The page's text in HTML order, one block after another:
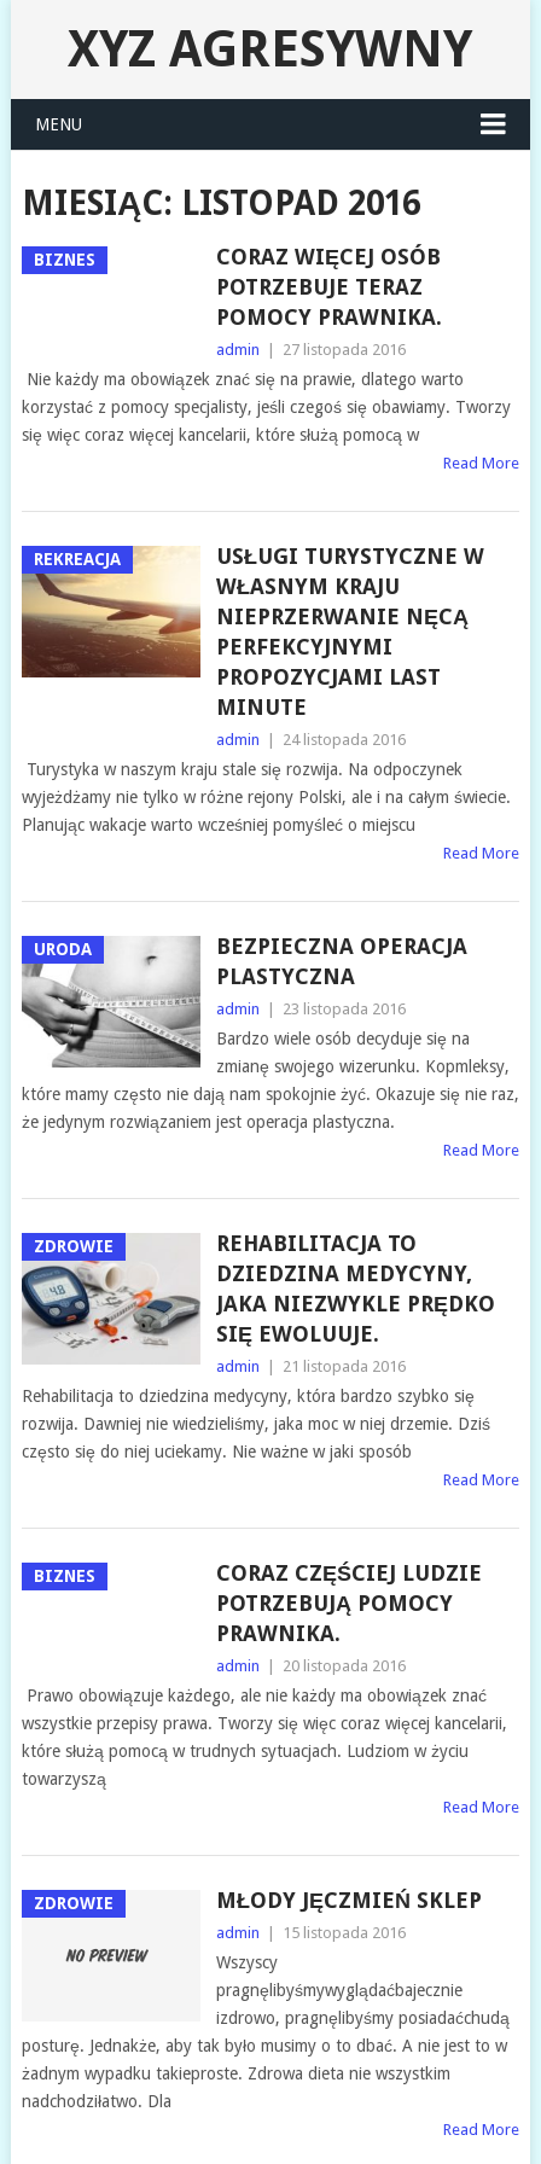
XYZ AGRESYWNY
MENU
MIESIĄC: LISTOPAD 2016
BIZNES
CORAZ WIĘCEJ OSÓB
POTRZEBUJE TERAZ
POMOCY PRAWNIKA.
admin 27 listopada 2016
Nie każdy ma obowiązek znać się na prawie, dlatego warto
korzystać z pomocy specjalisty, jeśli czegoś się obawiamy. Tworzy
się więc coraz więcej kancelarii, które służą pomocą w
Read More
REKREACJA
USŁUGI TURYSTYCZNE W
WŁASNYM KRAJU
NIEPRZERWANIE NĘCĄ
PERFEKCYJNYMI
PROPOZYCJAMI LAST
MINUTE
admin 24 listopada 2016
Turystyka w naszym kraju stale się rozwija. Na odpoczynek
wyjeżdżamy nie tylko w różne rejony Polski, ale i na całym świecie.
Planując wakacje warto wcześniej pomyśleć o miejscu
Read More
URODA
BEZPIECZNA OPERACJA
PLASTYCZNA
admin 23 listopada 2016
Bardzo wiele osób decyduje się na
zmianę swojego wizerunku. Kopmleksy,
które mamy często nie dają nam spokojnie żyć. Okazuje się nie raz,
że jedynym rozwiązaniem jest operacja plastyczna.
Read More
ZDROWIE
REHABILITACJA TO
DZIEDZINA MEDYCYNY,
JAKA NIEZWYKLE PRĘDKO
SIĘ EWOLUUJE.
admin 21 listopada 2016
Rehabilitacja to dziedzina medycyny, która bardzo szybko się
rozwija. Dawniej nie wiedzieliśmy, jaka moc w niej drzemie. Dziś
często się do niej uciekamy. Nie ważne w jaki sposób
Read More
BIZNES
CORAZ CZĘŚCIEJ LUDZIE
POTRZEBUJĄ POMOCY
PRAWNIKA.
admin 20 listopada 2016
Prawo obowiązuje każdego, ale nie każdy ma obowiązek znać
wszystkie przepisy prawa. Tworzy się więc coraz więcej kancelarii,
które służą pomocą w trudnych sytuacjach. Ludziom w życiu
towarzyszą
Read More
ZDROWIE MŁODY JĘCZMIEŃ SKLEP
admin 15 listopada 2016
Wszyscy
pragnęlibyśmywyglądaćbajecznie
izdrowo, pragnęlibyśmy posiadaćchudą
posturę. Jednakże, aby tak było musimy o to dbać. A nie jest to w
żadnym wypadku takieproste. Zdrowa dieta nie wszystkim
nadchodziłatwo. Dla
Read More